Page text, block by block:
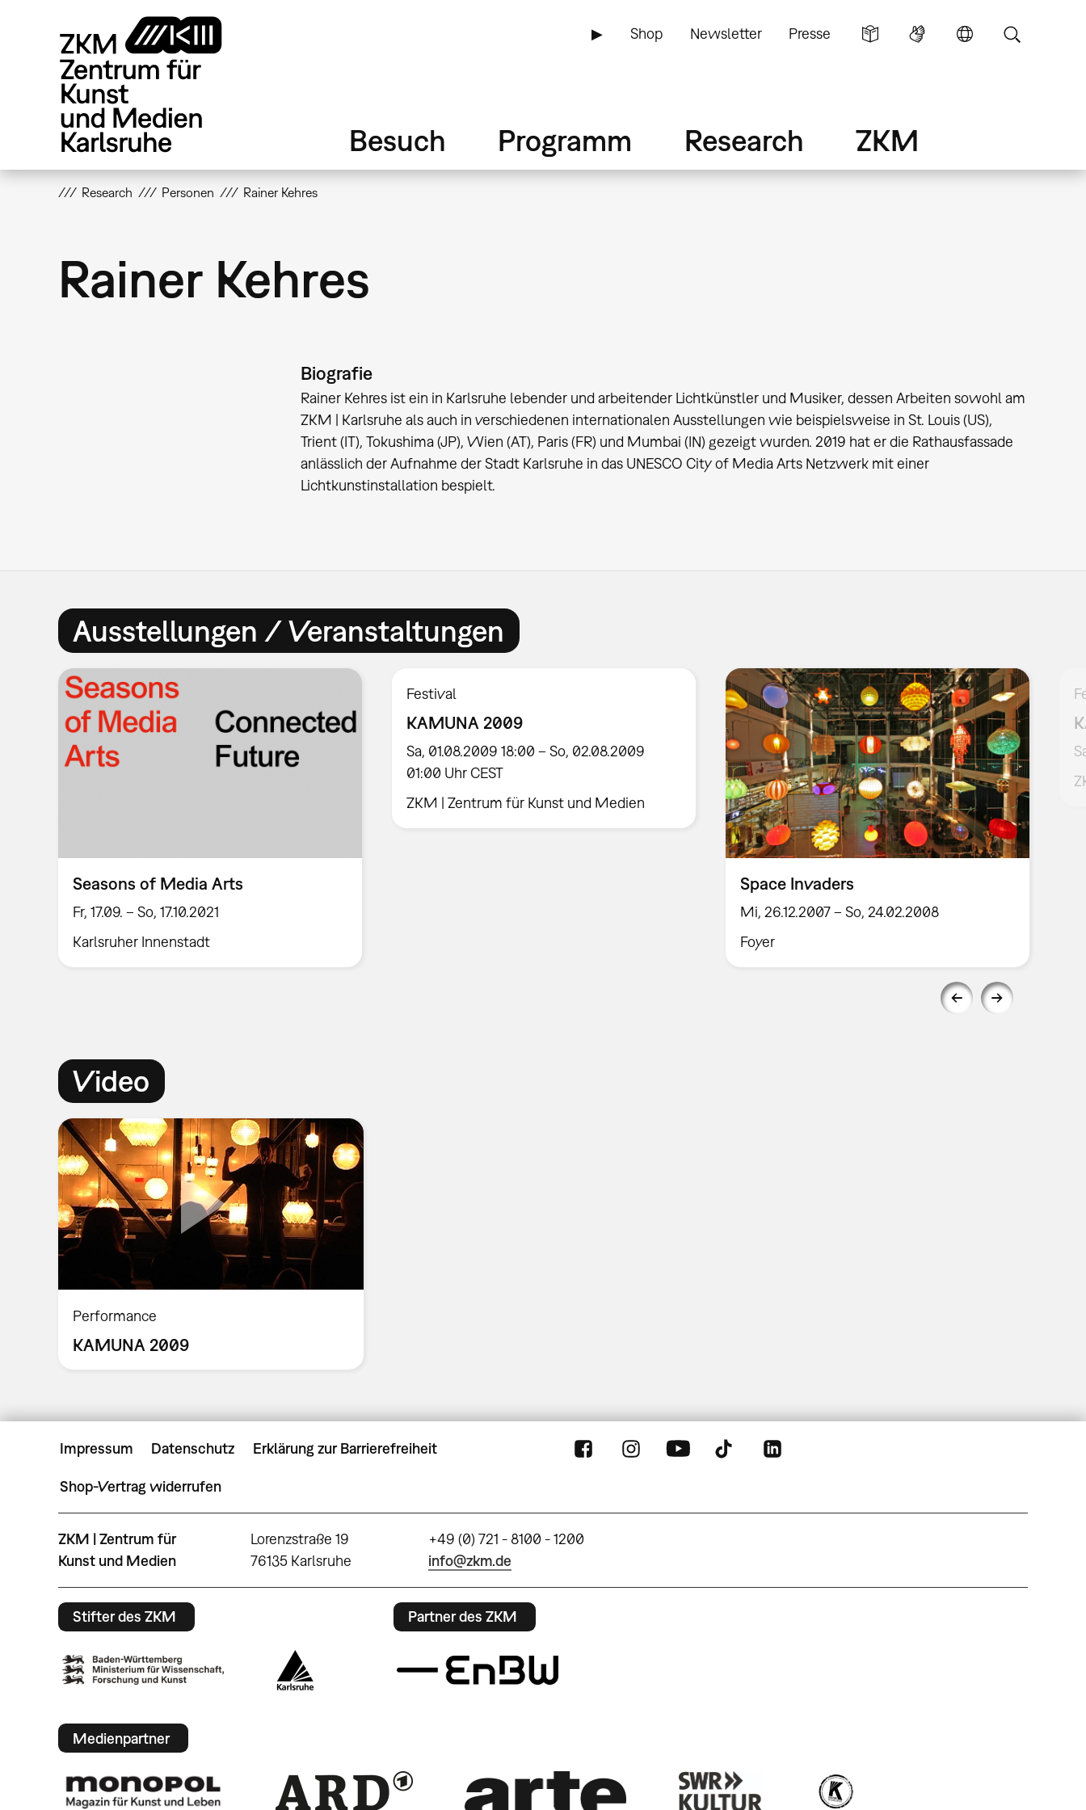
▶ Shop Newsletter Presse
Besuch Programm Research ZKM
Research Personen Rainer Kehres
Rainer Kehres
Biografie
Rainer Kehres ist ein in Karlsruhe lebender und arbeitender Lichtkünstler und Musiker, dessen Arbeiten sowohl am
ZKM | Karlsruhe als auch in verschiedenen internationalen Ausstellungen wie beispielsweise in St. Louis (US),
Trient (IT), Tokushima (JP), Wien (AT), Paris (FR) und Mumbai (IN) gezeigt wurden. 2019 hat er die Rathausfassade
anlässlich der Aufnahme der Stadt Karlsruhe in das UNESCO City of Media Arts Netzwerk mit einer
Lichtkunstinstallation bespielt.
Ausstellungen / Veranstaltungen
Seasons of Media Arts
Fr, 17.09. – So, 17.10.2021
Karlsruher Innenstadt
Festival
KAMUNA 2009
Sa, 01.08.2009 18:00 – So, 02.08.2009
01:00 Uhr CEST
ZKM | Zentrum für Kunst und Medien
Space Invaders
Mi, 26.12.2007 – So, 24.02.2008
Foyer
Video
Performance
KAMUNA 2009
Impressum Datenschutz Erklärung zur Barrierefreiheit
Shop-Vertrag widerrufen
ZKM | Zentrum für
Kunst und Medien
Lorenzstraße 19
76135 Karlsruhe
+49 (0) 721 - 8100 - 1200
info@zkm.de
Stifter des ZKM Partner des ZKM
Medienpartner